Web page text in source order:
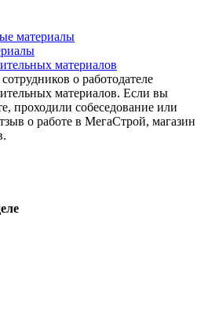
материалы
материалов
о работодателе
материалов. Если вы
проходили собеседование или
о работе в МегаСтрой, магазин